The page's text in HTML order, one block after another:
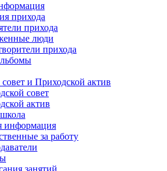
прихода
прихода
люди
прихода
и Приходской актив
совет
актив
информация
за работу
занятий